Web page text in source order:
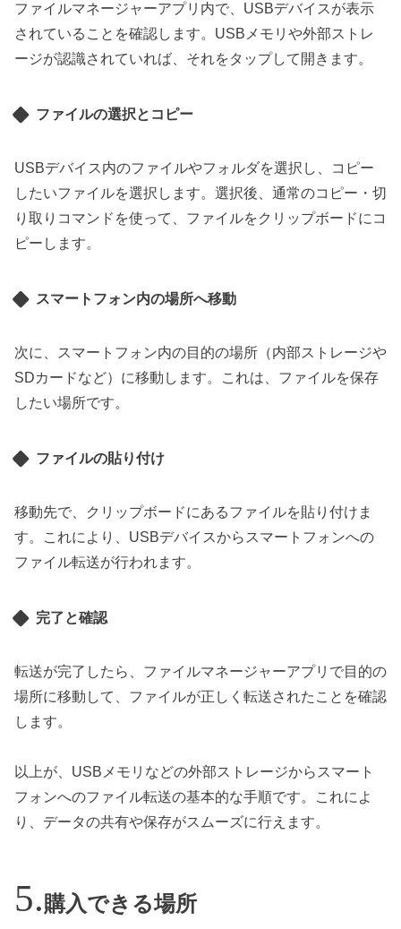
ファイルマネージャーアプリ内で、USBデバイスが表示
されていることを確認します。USBメモリや外部ストレ
ージが認識されていれば、それをタップして開きます。
ファイルの選択とコピー
USBデバイス内のファイルやフォルダを選択し、コピー
したいファイルを選択します。選択後、通常のコピー・切
り取りコマンドを使って、ファイルをクリップボードにコ
ピーします。
スマートフォン内の場所へ移動
次に、スマートフォン内の目的の場所（内部ストレージや
SDカードなど）に移動します。これは、ファイルを保存
したい場所です。
ファイルの貼り付け
移動先で、クリップボードにあるファイルを貼り付けま
す。これにより、USBデバイスからスマートフォンへの
ファイル転送が行われます。
完了と確認
転送が完了したら、ファイルマネージャーアプリで目的の
場所に移動して、ファイルが正しく転送されたことを確認
します。
以上が、USBメモリなどの外部ストレージからスマート
フォンへのファイル転送の基本的な手順です。これによ
り、データの共有や保存がスムーズに行えます。
購入できる場所